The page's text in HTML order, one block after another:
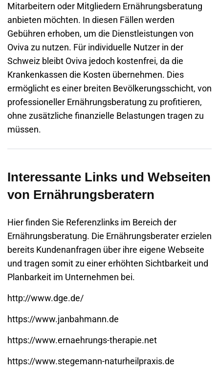
Mitarbeitern oder Mitgliedern Ernährungsberatung
anbieten möchten. In diesen Fällen werden
Gebühren erhoben, um die Dienstleistungen von
Oviva zu nutzen. Für individuelle Nutzer in der
Schweiz bleibt Oviva jedoch kostenfrei, da die
Krankenkassen die Kosten übernehmen. Dies
ermöglicht es einer breiten Bevölkerungsschicht, von
professioneller Ernährungsberatung zu profitieren,
ohne zusätzliche finanzielle Belastungen tragen zu
müssen.
Interessante Links und Webseiten
von Ernährungsberatern
Hier finden Sie Referenzlinks im Bereich der
Ernährungsberatung. Die Ernährungsberater erzielen
bereits Kundenanfragen über ihre eigene Webseite
und tragen somit zu einer erhöhten Sichtbarkeit und
Planbarkeit im Unternehmen bei.
http://www.dge.de/
https://www.janbahmann.de
https://www.ernaehrungs-therapie.net
https://www.stegemann-naturheilpraxis.de